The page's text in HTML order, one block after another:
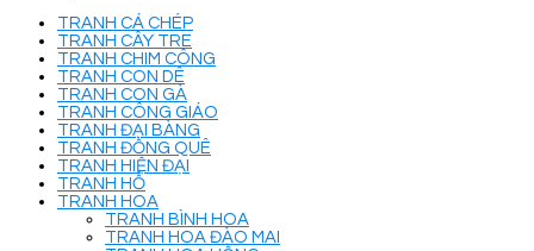
TRANH CÁ CHÉP
TRANH CÂY TRE
TRANH CHIM CÔNG
TRANH CON DÊ
TRANH CON GÀ
TRANH CÔNG GIÁO
TRANH ĐẠI BÀNG
TRANH ĐỒNG QUÊ
TRANH HIỆN ĐẠI
TRANH HỔ
TRANH HOA
TRANH BÌNH HOA
TRANH HOA ĐÀO MAI